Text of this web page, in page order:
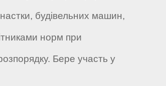
будівельних машин,
норм при
Бере участь у